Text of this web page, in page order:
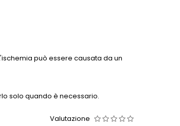
può essere causata da un
solo quando è necessario.
Valutazione